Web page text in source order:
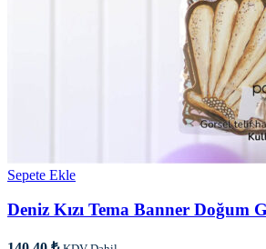
Sepete Ekle
Deniz Kızı Tema Banner Doğum